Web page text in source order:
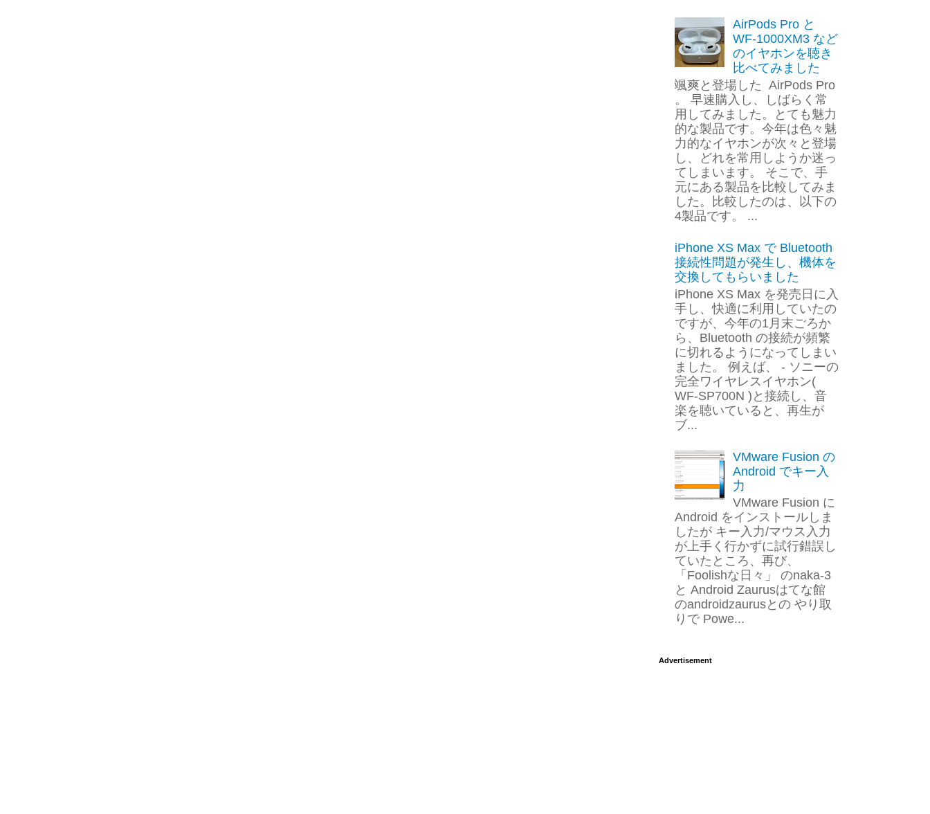
AirPods Pro と
WF-1000XM3 など
のイヤホンを聴き
比べてみました
颯爽と登場した AirPods Pro
。 早速購入し、しばらく常
用してみました。とても魅力
的な製品です。今年は色々魅
力的なイヤホンが次々と登場
し、どれを常用しようか迷っ
てしまいます。 そこで、手
元にある製品を比較してみま
した。比較したのは、以下の
4製品です。 ...
iPhone XS Max で Bluetooth
接続性問題が発生し、機体を
交換してもらいました
iPhone XS Max を発売日に入
手し、快適に利用していたの
ですが、今年の1月末ごろか
ら、Bluetooth の接続が頻繁
に切れるようになってしまい
ました。 例えば、 - ソニーの
完全ワイヤレスイヤホン(
WF-SP700N )と接続し、音
楽を聴いていると、再生が
ブ...
VMware Fusion の
Android でキー入
力
VMware Fusion に
Android をインストールしま
したが キー入力/マウス入力
が上手く行かずに試行錯誤し
ていたところ、再び、
「Foolishな日々」 のnaka-3
と Android Zaurusはてな館
のandroidzaurusとの やり取
りで Powe...
Advertisement